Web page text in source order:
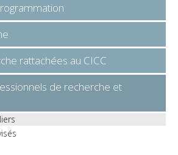
rattachées au CICC
de recherche et